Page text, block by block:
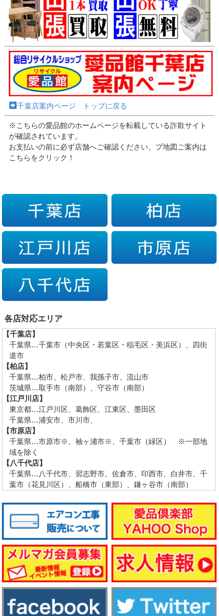
千葉店案内ページ トップに戻る
※こちらの愛品館のホームページを転載している詐欺サイト
が確認されています。
お支払いの前に必ず店舗へご確認ください。プ地図ご案内は
こちらをクリック！
各店対応エリア
【千葉店】
千葉県…千葉市（中央区・若葉区・稲毛区・美浜区）、四街
道市
【柏店】
千葉県…柏市、松戸市、我孫子市、流山市
茨城県…取手市（南部）、守谷市（南部）
【江戸川店】
東京都…江戸川区、葛飾区、江東区、墨田区
千葉県…浦安市、市川市、
【市原店】
千葉県…市原市※、袖ヶ浦市※、千葉市（緑区） ※一部地
域を除く
【八千代店】
千葉県…八千代市、習志野市、佐倉市、印西市、白井市、千
葉市（花見川区）、船橋市（東部）、鎌ヶ谷市（南部）